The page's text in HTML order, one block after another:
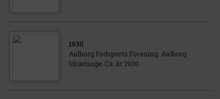
1930
Aalborg Fodsports Forening. Aalborg
Idrætsuge. Ca. år 1930